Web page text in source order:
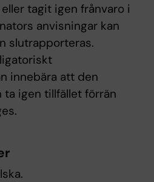
tagit igen frånvaro i
anvisningar kan
slutrapporteras.
innebära att den
igen tillfället förrän